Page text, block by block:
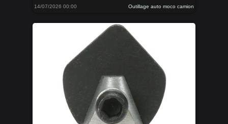
14/07/2026 00:00 Outillage auto moco camion